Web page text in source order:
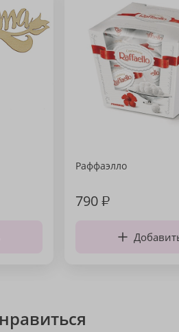
Раффаэлло
790₽